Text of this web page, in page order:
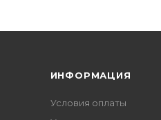
ИНФОРМАЦИЯ
Условия оплаты